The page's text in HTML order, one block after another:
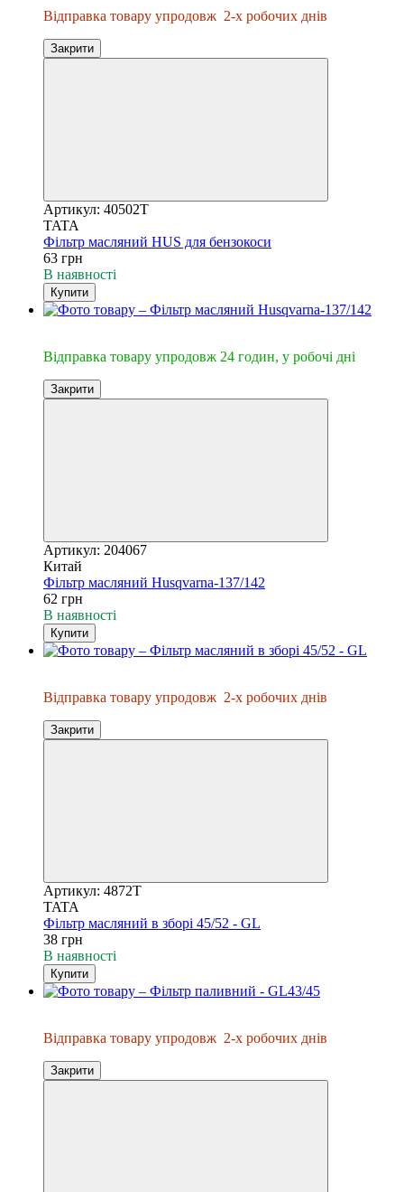
Відправка товару упродовж 2-х робочих днів
Закрити
Артикул: 40502T
TATA
Фільтр масляний HUS для бензокоси
63 грн
В наявності
Купити
Відправка товару упродовж 24 годин, у робочі дні
Закрити
Артикул: 204067
Китай
Фільтр масляний Husqvarna-137/142
62 грн
В наявності
Купити
Відправка товару упродовж 2-х робочих днів
Закрити
Артикул: 4872T
TATA
Фільтр масляний в зборі 45/52 - GL
38 грн
В наявності
Купити
Відправка товару упродовж 2-х робочих днів
Закрити